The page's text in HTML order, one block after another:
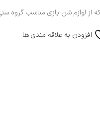
افزودن به علاقه مندی ها